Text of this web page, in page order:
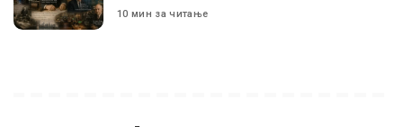
10 мин за читање